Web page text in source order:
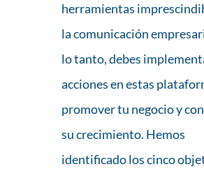
herramientas
la comunicación
lo tanto, debes
acciones en estas
promover tu negocio y
su crecimiento. Hemos
identificado los cinco